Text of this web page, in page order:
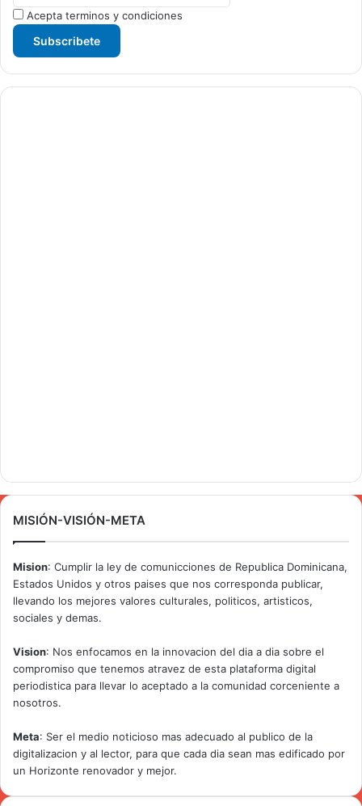
Acepta terminos y condiciones
MISIÓN-VISIÓN-META
Mision: Cumplir la ley de comunicciones de Republica Dominicana,
Estados Unidos y otros paises que nos corresponda publicar,
llevando los mejores valores culturales, politicos, artisticos,
sociales y demas.
Vision: Nos enfocamos en la innovacion del dia a dia sobre el
compromiso que tenemos atravez de esta plataforma digital
periodistica para llevar lo aceptado a la comunidad corceniente a
nosotros.
Meta: Ser el medio noticioso mas adecuado al publico de la
digitalizacion y al lector, para que cada dia sean mas edificado por
un Horizonte renovador y mejor.